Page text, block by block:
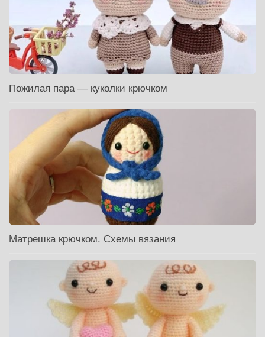
Пожилая пара — куколки крючком
Матрешка крючком. Схемы вязания